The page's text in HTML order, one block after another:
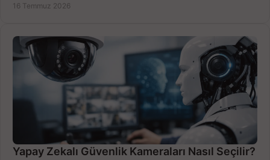
16 Temmuz 2026
Yapay Zekalı Güvenlik Kameraları Nasıl Seçilir?